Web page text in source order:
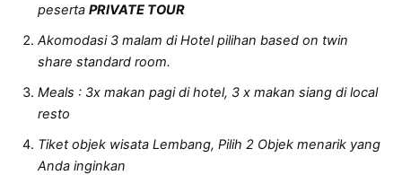
pesertaPRIVATE TOUR
Akomodasi 3 malam di Hotel pilihan based on twin
share standard room.
Meals : 3x makan pagi di hotel, 3 x makan siang di local
resto
Tiket objek wisata Lembang, Pilih 2 Objek menarik yang
Anda inginkan